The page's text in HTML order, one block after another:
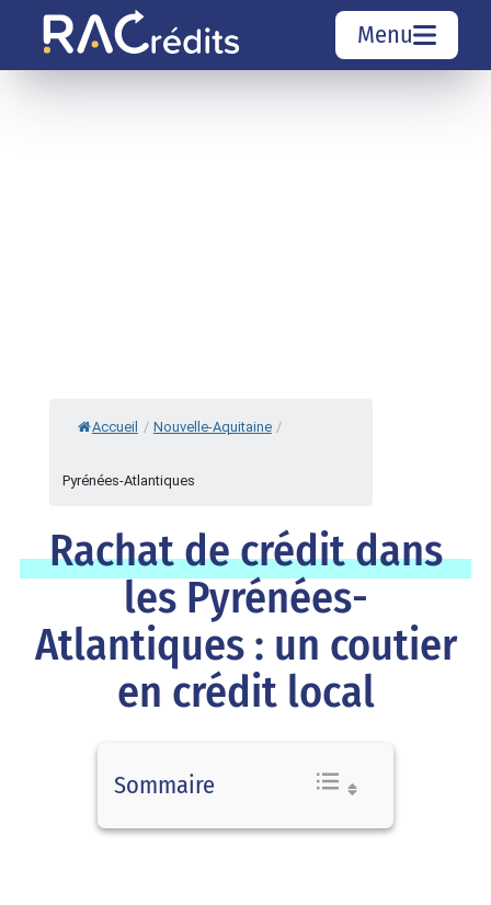
Menu
Accueil / Nouvelle-Aquitaine /
Pyrénées-Atlantiques
Rachat de crédit dans
les Pyrénées-
Atlantiques : un coutier
en crédit local
Sommaire